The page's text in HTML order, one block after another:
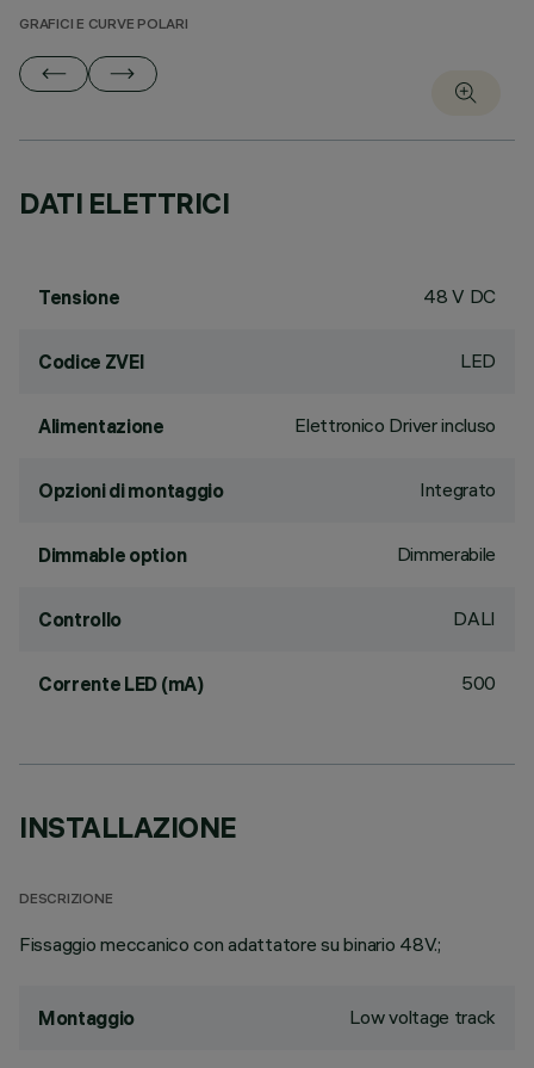
GRAFICI E CURVE POLARI
DATI ELETTRICI
Tensione 48 V DC
Codice ZVEI LED
Alimentazione Elettronico Driver incluso
Opzioni di montaggio Integrato
Dimmable option Dimmerabile
Controllo DALI
Corrente LED (mA) 500
INSTALLAZIONE
DESCRIZIONE
Fissaggio meccanico con adattatore su binario 48V.;
Montaggio Low voltage track